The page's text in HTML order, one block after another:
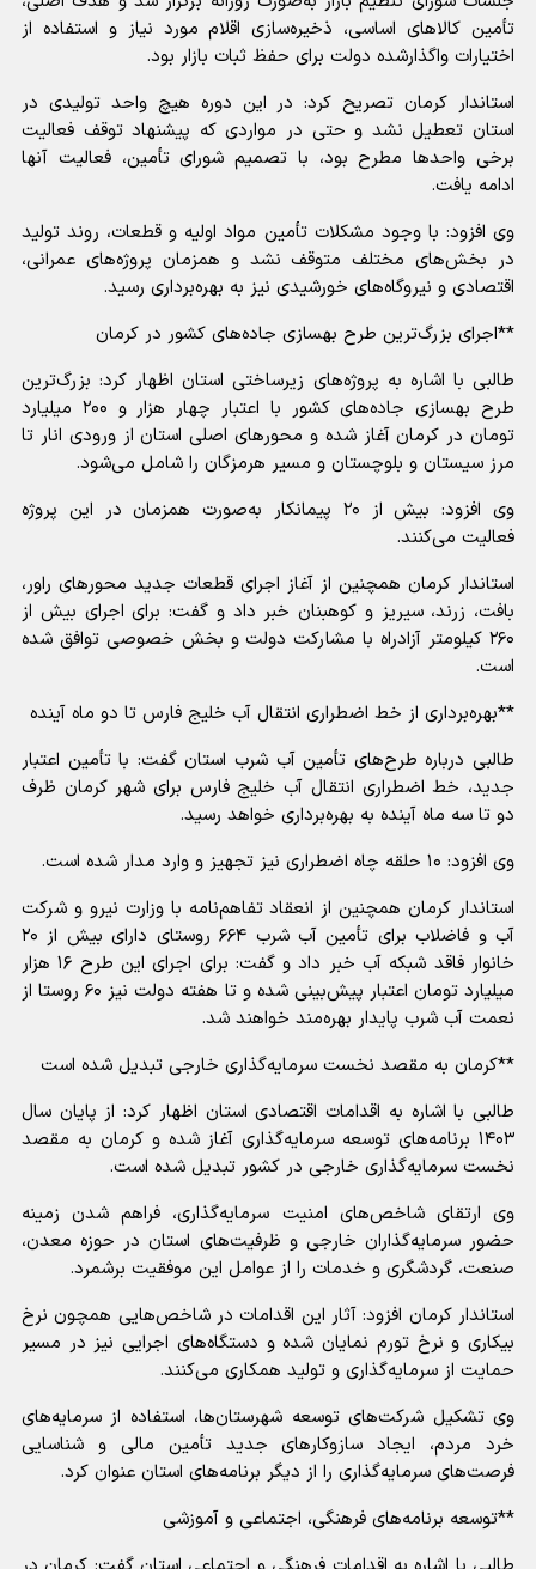
تأمین کالا‌های اساسی، ذخیره‌سازی اقلام مورد نیاز و استفاده از
اختیارات واگذارشده دولت برای حفظ ثبات بازار بود.
استاندار کرمان تصریح کرد: در این دوره هیچ واحد تولیدی در
استان تعطیل نشد و حتی در مواردی که پیشنهاد توقف فعالیت
برخی واحد‌ها مطرح بود، با تصمیم شورای تأمین، فعالیت آنها
ادامه یافت.
وی افزود: با وجود مشکلات تأمین مواد اولیه و قطعات، روند تولید
در بخش‌های مختلف متوقف نشد و همزمان پروژه‌های عمرانی،
اقتصادی و نیروگاه‌های خورشیدی نیز به بهره‌برداری رسید.
**اجرای بزرگ‌ترین طرح بهسازی جاده‌های کشور در کرمان
طالبی با اشاره به پروژه‌های زیرساختی استان اظهار کرد: بزرگ‌ترین
طرح بهسازی جاده‌های کشور با اعتبار چهار هزار و ۲۰۰ میلیارد
تومان در کرمان آغاز شده و محور‌های اصلی استان از ورودی انار تا
مرز سیستان و بلوچستان و مسیر هرمزگان را شامل می‌شود.
وی افزود: بیش از ۲۰ پیمانکار به‌صورت همزمان در این پروژه
فعالیت می‌کنند.
استاندار کرمان همچنین از آغاز اجرای قطعات جدید محور‌های راور،
بافت، زرند، سیریز و کوهبنان خبر داد و گفت: برای اجرای بیش از
۲۶۰ کیلومتر آزادراه با مشارکت دولت و بخش خصوصی توافق شده
است.
**بهره‌برداری از خط اضطراری انتقال آب خلیج فارس تا دو ماه آینده
طالبی درباره طرح‌های تأمین آب شرب استان گفت: با تأمین اعتبار
جدید، خط اضطراری انتقال آب خلیج فارس برای شهر کرمان ظرف
دو تا سه ماه آینده به بهره‌برداری خواهد رسید.
وی افزود: ۱۰ حلقه چاه اضطراری نیز تجهیز و وارد مدار شده است.
استاندار کرمان همچنین از انعقاد تفاهم‌نامه با وزارت نیرو و شرکت
آب و فاضلاب برای تأمین آب شرب ۶۶۴ روستای دارای بیش از ۲۰
خانوار فاقد شبکه آب خبر داد و گفت: برای اجرای این طرح ۱۶ هزار
میلیارد تومان اعتبار پیش‌بینی شده و تا هفته دولت نیز ۶۰ روستا از
نعمت آب شرب پایدار بهره‌مند خواهند شد.
**کرمان به مقصد نخست سرمایه‌گذاری خارجی تبدیل شده است
طالبی با اشاره به اقدامات اقتصادی استان اظهار کرد: از پایان سال
۱۴۰۳ برنامه‌های توسعه سرمایه‌گذاری آغاز شده و کرمان به مقصد
نخست سرمایه‌گذاری خارجی در کشور تبدیل شده است.
وی ارتقای شاخص‌های امنیت سرمایه‌گذاری، فراهم شدن زمینه
حضور سرمایه‌گذاران خارجی و ظرفیت‌های استان در حوزه معدن،
صنعت، گردشگری و خدمات را از عوامل این موفقیت برشمرد.
استاندار کرمان افزود: آثار این اقدامات در شاخص‌هایی همچون نرخ
بیکاری و نرخ تورم نمایان شده و دستگاه‌های اجرایی نیز در مسیر
حمایت از سرمایه‌گذاری و تولید همکاری می‌کنند.
وی تشکیل شرکت‌های توسعه شهرستان‌ها، استفاده از سرمایه‌های
خرد مردم، ایجاد سازوکار‌های جدید تأمین مالی و شناسایی
فرصت‌های سرمایه‌گذاری را از دیگر برنامه‌های استان عنوان کرد.
**توسعه برنامه‌های فرهنگی، اجتماعی و آموزشی